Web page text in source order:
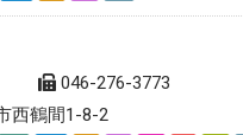
046-276-3773
西鶴間1-8-2